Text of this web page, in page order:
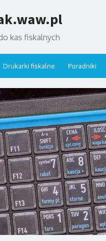
kas fiskalnych
Drukarki fiskalne Poradniki